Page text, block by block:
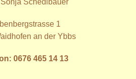
1
an der Ybbs
0676 465 14 13